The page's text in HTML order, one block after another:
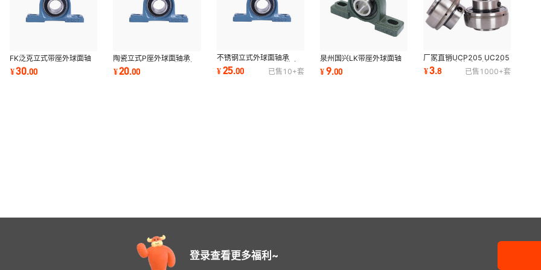
FK泛克立式带座外球面轴
承UCP210 P210
SUC210 收割机农机轴承
¥30.00
陶瓷立式P座外球面轴承
UCP207 UC207 农机外
球面轴承 304材质轴承
¥20.00
不锈钢立式外球面轴承
UCP209 SUCP209带座
外球面轴承 收割机轴承
¥25.00 已售 10+套
泉州国兴LK带座外球面轴
承 UCP204 UCP205
UCFL205农机配套轴承
¥9.00
厂家直销UCP205 UC205
不锈钢带座外球面轴承 立
式P座农机用轴承
¥3.8 已售 1000+套
登录查看更多福利~